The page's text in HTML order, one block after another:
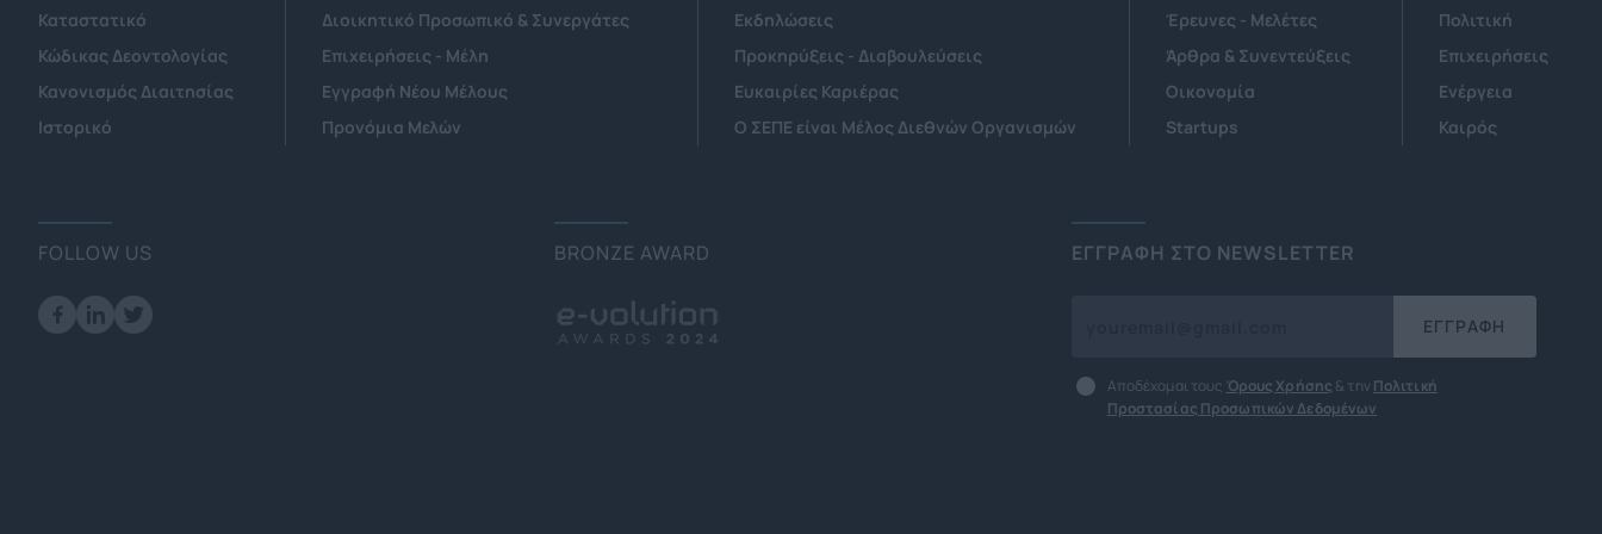
Καταστατικό
Κώδικας Δεοντολογίας
Κανονισμός Διαιτησίας
Ιστορικό
Διοικητικό Προσωπικό & Συνεργάτες
Επιχειρήσεις - Μέλη
Εγγραφή Νέου Μέλους
Προνόμια Μελών
Εκδηλώσεις
Προκηρύξεις - Διαβουλεύσεις
Ευκαιρίες Καριέρας
Ο ΣΕΠΕ είναι Μέλος Διεθνών Οργανισμών
Έρευνες - Μελέτες
Άρθρα & Συνεντεύξεις
Οικονομία
Startups
Πολιτική
Επιχειρήσεις
Ενέργεια
Καιρός
FOLLOW US BRONZE AWARD ΕΓΓΡΑΦΗ ΣΤΟ NEWSLETTER
ΕΓΓΡΑΦΗ
Αποδέχομαι τους Όρους Χρήσης & την Πολιτική
Προστασίας Προσωπικών Δεδομένων